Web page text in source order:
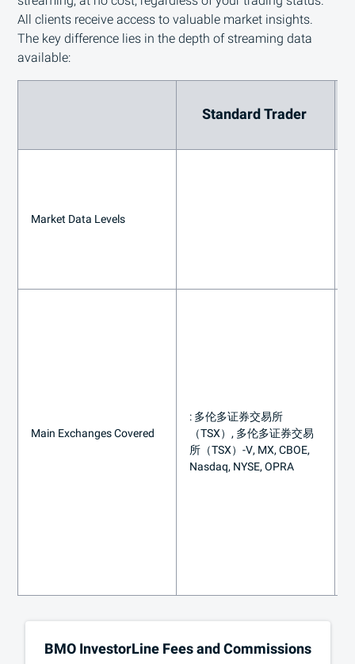
All clients receive access to valuable market insights.
The key difference lies in the depth of streaming data
available:
Standard Trader
Market Data Levels
Main Exchanges Covered
:多伦多证券交易所
（TSX）,多伦多证券交易
所（TSX）-V, MX, CBOE,
Nasdaq, NYSE, OPRA
BMOInvestorLine Fees and Commissions